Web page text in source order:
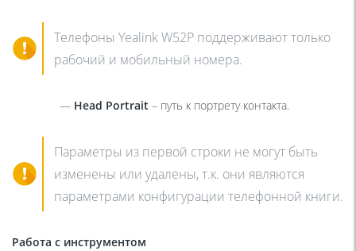
Телефоны Yealink W52P поддерживают только
рабочий и мобильный номера.
— Head Portrait – путь к портрету контакта.
Параметры из первой строки не могут быть
изменены или удалены, т.к. они являются
параметрами конфигурации телефонной книги.
Работа с инструментом